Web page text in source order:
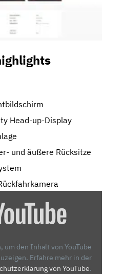
Head-up-Display
und äußere Rücksitze
um den Inhalt von YouTube
Erfahre mehr in der
von YouTube.